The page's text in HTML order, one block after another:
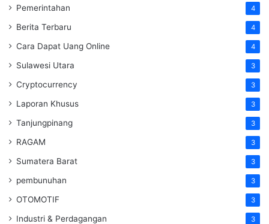
Pemerintahan 4
Berita Terbaru 4
Cara Dapat Uang Online 4
Sulawesi Utara 3
Cryptocurrency 3
Laporan Khusus 3
Tanjungpinang 3
RAGAM 3
Sumatera Barat 3
pembunuhan 3
OTOMOTIF 3
Industri & Perdagangan 3